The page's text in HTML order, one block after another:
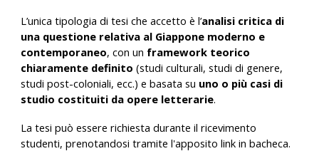
L’unica tipologia di tesi che accetto è l’analisi critica di
una questione relativa al Giappone moderno e
contemporaneo, con un framework teorico
chiaramente definito (studi culturali, studi di genere,
studi post-coloniali, ecc.) e basata su uno o più casi di
studio costituiti da opere letterarie.
La tesi può essere richiesta durante il ricevimento
studenti, prenotandosi tramite l'apposito link in bacheca.